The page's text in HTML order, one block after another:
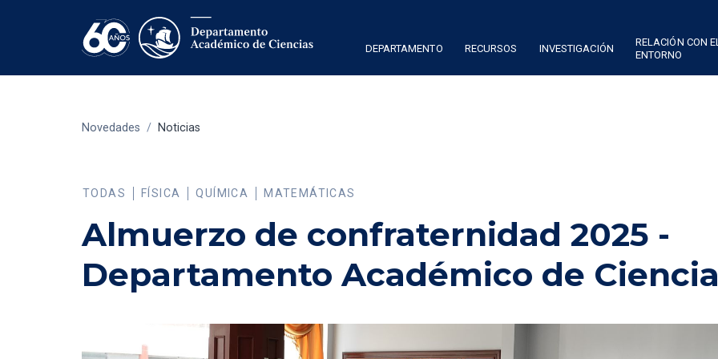
DEPARTAMENTO RECURSOS INVESTIGACIÓN
RELACIÓN CON EL
ENTORNO
Novedades / Noticias
TODAS FÍSICA QUÍMICA MATEMÁTICAS
Almuerzo de confraternidad 2025 -
Departamento Académico de